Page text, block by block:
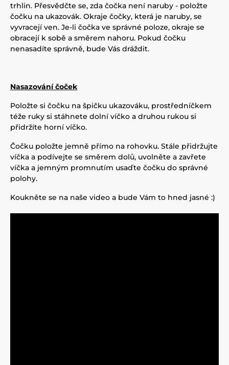
trhlin. Přesvědčte se, zda čočka není naruby - položte
čočku na ukazovák. Okraje čočky, která je naruby, se
vyvracejí ven. Je-li čočka ve správné poloze, okraje se
obracejí k sobě a směrem nahoru. Pokud čočku
nenasadíte správně, bude Vás dráždit.
Nasazování čoček
Položte si čočku na špičku ukazováku, prostředníčkem
téže ruky si stáhnete dolní víčko a druhou rukou si
přidržíte horní víčko.
Čočku položte jemně přímo na rohovku. Stále přidržujte
víčka a podívejte se směrem dolů, uvolněte a zavřete
víčka a jemným promnutím usaďte čočku do správné
polohy.
Koukněte se na naše video a bude Vám to hned jasné :)